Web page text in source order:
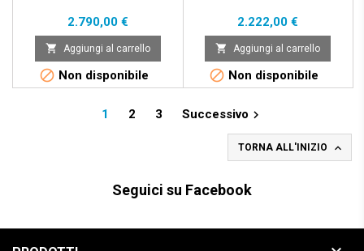
Prezzo
2.790,00 €
 Aggiungi al carrello
 Non disponibile
Prezzo
2.222,00 €
 Aggiungi al carrello
 Non disponibile
1 2 3 Successivo 
TORNA ALL'INIZIO 
Seguici su Facebook